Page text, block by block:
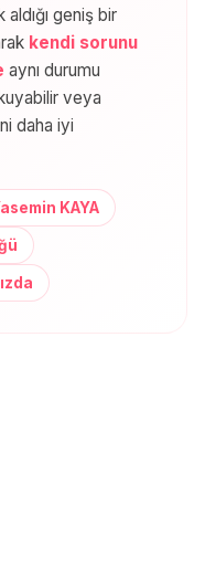
geniş bir
kendi sorunu
aynı durumu
veya
daha iyi
KAYA